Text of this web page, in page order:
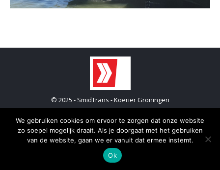
© 2025 - SmidTrans - Koerier Groningen
We gebruiken cookies om ervoor te zorgen dat onze website
zo soepel mogelijk draait. Als je doorgaat met het gebruiken
van de website, gaan we er vanuit dat ermee instemt.
Ok